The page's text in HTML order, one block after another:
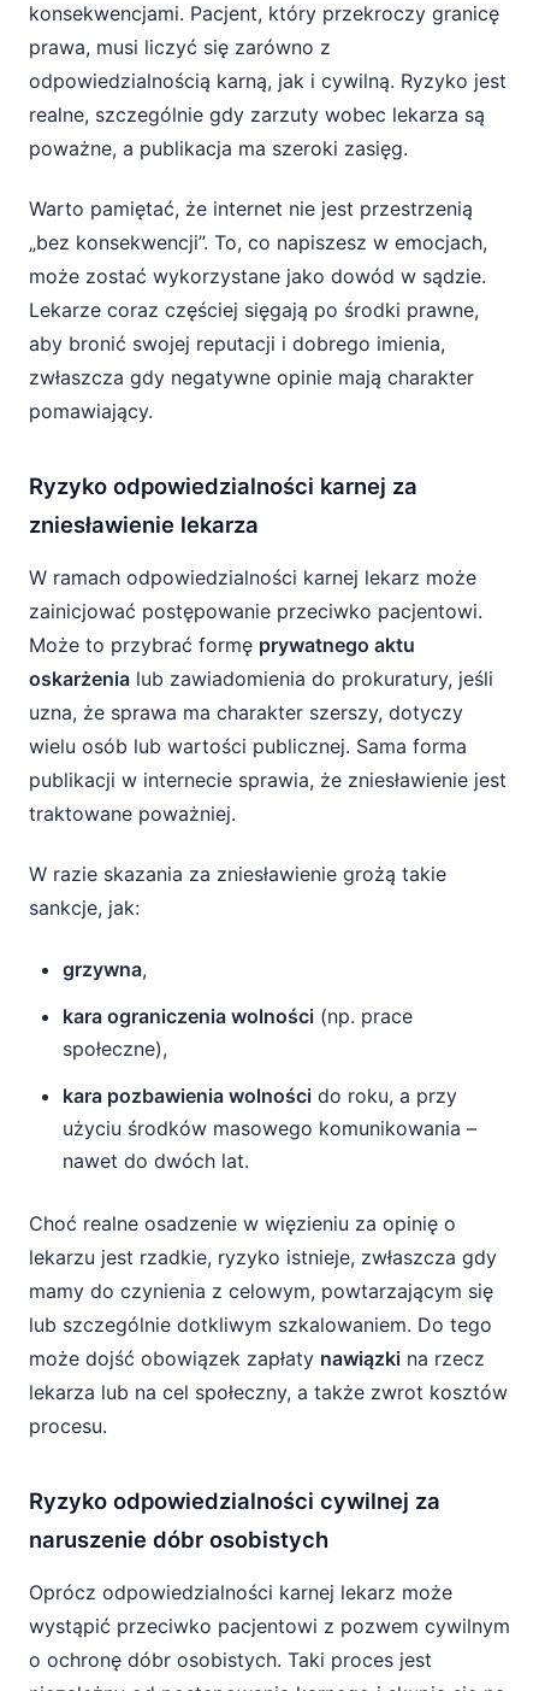
konsekwencjami. Pacjent, który przekroczy granicę
prawa, musi liczyć się zarówno z
odpowiedzialnością karną, jak i cywilną. Ryzyko jest
realne, szczególnie gdy zarzuty wobec lekarza są
poważne, a publikacja ma szeroki zasięg.
Warto pamiętać, że internet nie jest przestrzenią
„bez konsekwencji”. To, co napiszesz w emocjach,
może zostać wykorzystane jako dowód w sądzie.
Lekarze coraz częściej sięgają po środki prawne,
aby bronić swojej reputacji i dobrego imienia,
zwłaszcza gdy negatywne opinie mają charakter
pomawiający.
Ryzyko odpowiedzialności karnej za
zniesławienie lekarza
W ramach odpowiedzialności karnej lekarz może
zainicjować postępowanie przeciwko pacjentowi.
Może to przybrać formę prywatnego aktu
oskarżenia lub zawiadomienia do prokuratury, jeśli
uzna, że sprawa ma charakter szerszy, dotyczy
wielu osób lub wartości publicznej. Sama forma
publikacji w internecie sprawia, że zniesławienie jest
traktowane poważniej.
W razie skazania za zniesławienie grożą takie
sankcje, jak:
grzywna,
kara ograniczenia wolności (np. prace
społeczne),
kara pozbawienia wolności do roku, a przy
użyciu środków masowego komunikowania –
nawet do dwóch lat.
Choć realne osadzenie w więzieniu za opinię o
lekarzu jest rzadkie, ryzyko istnieje, zwłaszcza gdy
mamy do czynienia z celowym, powtarzającym się
lub szczególnie dotkliwym szkalowaniem. Do tego
może dojść obowiązek zapłaty nawiązki na rzecz
lekarza lub na cel społeczny, a także zwrot kosztów
procesu.
Ryzyko odpowiedzialności cywilnej za
naruszenie dóbr osobistych
Oprócz odpowiedzialności karnej lekarz może
wystąpić przeciwko pacjentowi z pozwem cywilnym
o ochronę dóbr osobistych. Taki proces jest